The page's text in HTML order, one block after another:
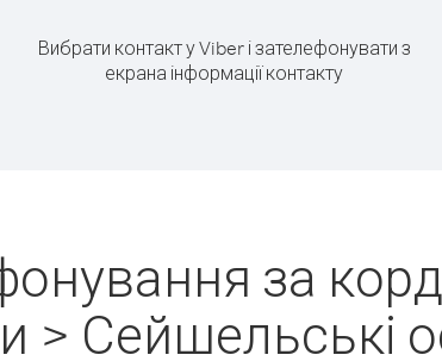
Вибрати контакт у Viber і зателефонувати з
екрана інформації контакту
за
> Сейшельські